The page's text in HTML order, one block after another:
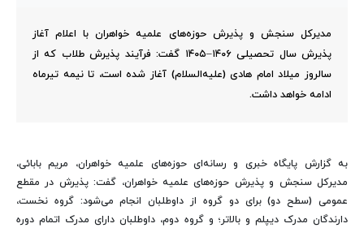
مدیرکل سنجش و پذیرش حوزه‌های علمیه خواهران با اعلام آغاز
پذیرش سال تحصیلی ۱۴۰۶–۱۴۰۵ گفت: فرآیند پذیرش طلاب که از
سالروز میلاد امام هادی (علیه‌السلام) آغاز شده است، تا نیمه تیرماه
ادامه خواهد داشت.
به گزارش پایگاه خبری و رسانه‌ای حوزه‌های علمیه خواهران، مریم بابائی،
مدیرکل سنجش و پذیرش حوزه‌های علمیه خواهران، گفت: پذیرش در مقطع
عمومی (سطح دو) برای دو گروه از داوطلبان انجام می‌شود: گروه نخست،
دارندگان مدرک دیپلم و بالاتر؛ و گروه دوم، داوطلبان دارای مدرک اتمام دوره